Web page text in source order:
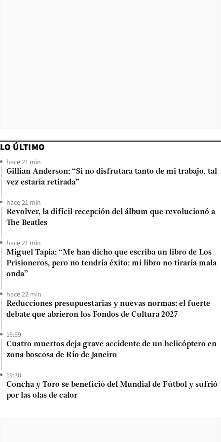
LO ÚLTIMO
hace 21 min
Gillian Anderson: “Si no disfrutara tanto de mi trabajo, tal
vez estaría retirada”
hace 21 min
Revolver, la difícil recepción del álbum que revolucionó a
The Beatles
hace 21 min
Miguel Tapia: “Me han dicho que escriba un libro de Los
Prisioneros, pero no tendría éxito: mi libro no tiraría mala
onda”
hace 22 min
Reducciones presupuestarias y nuevas normas: el fuerte
debate que abrieron los Fondos de Cultura 2027
19:59
Cuatro muertos deja grave accidente de un helicóptero en
zona boscosa de Río de Janeiro
19:30
Concha y Toro se benefició del Mundial de Fútbol y sufrió
por las olas de calor